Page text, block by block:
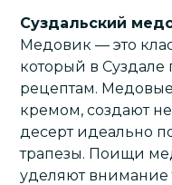
Суздальский
Медовик — это
который в Суздале
рецептам.
кремом, создают
десерт идеально
трапезы. Поищи
уделяют